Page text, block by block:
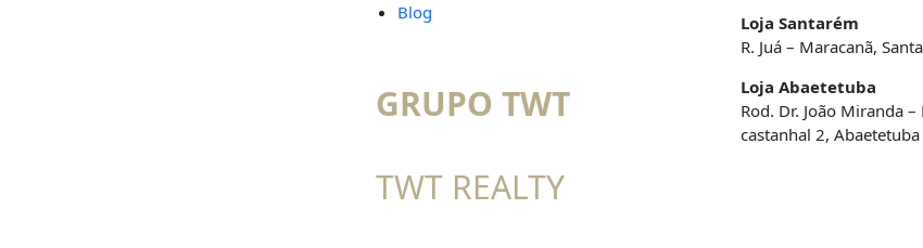
Blog
GRUPO TWT
TWT REALTY
Loja Santarém
R. Juá – Maracanã,
Loja Abaetetuba
Rod. Dr. João Miranda
castanhal 2,